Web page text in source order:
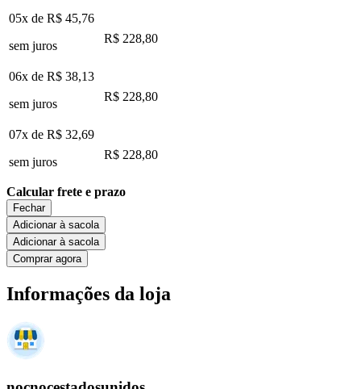
05x de R$ 45,76
sem juros
R$ 228,80
06x de R$ 38,13
sem juros
R$ 228,80
07x de R$ 32,69
sem juros
R$ 228,80
Calcular frete e prazo
Fechar
Adicionar à sacola
Adicionar à sacola
Comprar agora
Informações da loja